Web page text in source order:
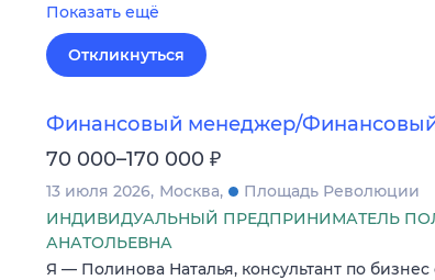
Показать ещё
Откликнуться
Финансовый менеджер/
70 000–170 000 ₽
13 июля 2026 Москва
Площадь Революции
ИНДИВИДУАЛЬНЫЙ ПРЕДПРИНИМАТЕЛЬ
АНАТОЛЬЕВНА
Я — Полинова Наталья, консультант по